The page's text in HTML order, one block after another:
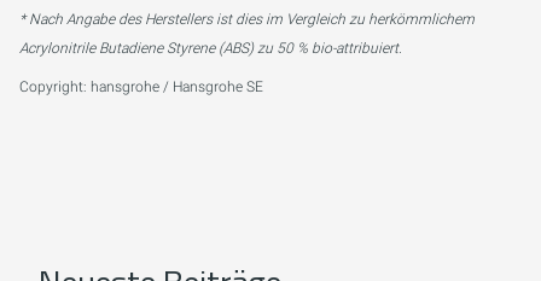
* Nach Angabe des Herstellers ist dies im Vergleich zu herkömmlichem
Acrylonitrile Butadiene Styrene (ABS) zu 50 % bio-attribuiert.
Copyright: hansgrohe / Hansgrohe SE